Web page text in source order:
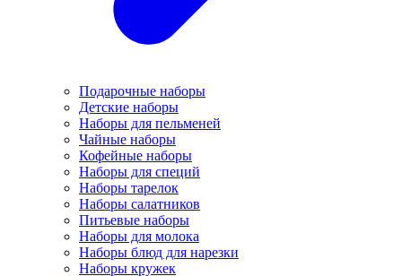
Подарочные наборы
Детские наборы
Наборы для пельменей
Чайные наборы
Кофейные наборы
Наборы для специй
Наборы тарелок
Наборы салатников
Питьевые наборы
Наборы для молока
Наборы блюд для нарезки
Наборы кружек